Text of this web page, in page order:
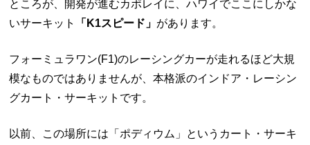
ところが、開発が進むカポレイに、ハワイでここにしかな
いサーキット
「K1スピード」 があります。
フォーミュラワン(F1)のレーシングカーが走れるほど大規
模なものではありませんが、本格派のインドア・レーシン
グカート・サーキットです。
以前、この場所には「ポディウム」というカート・サーキ